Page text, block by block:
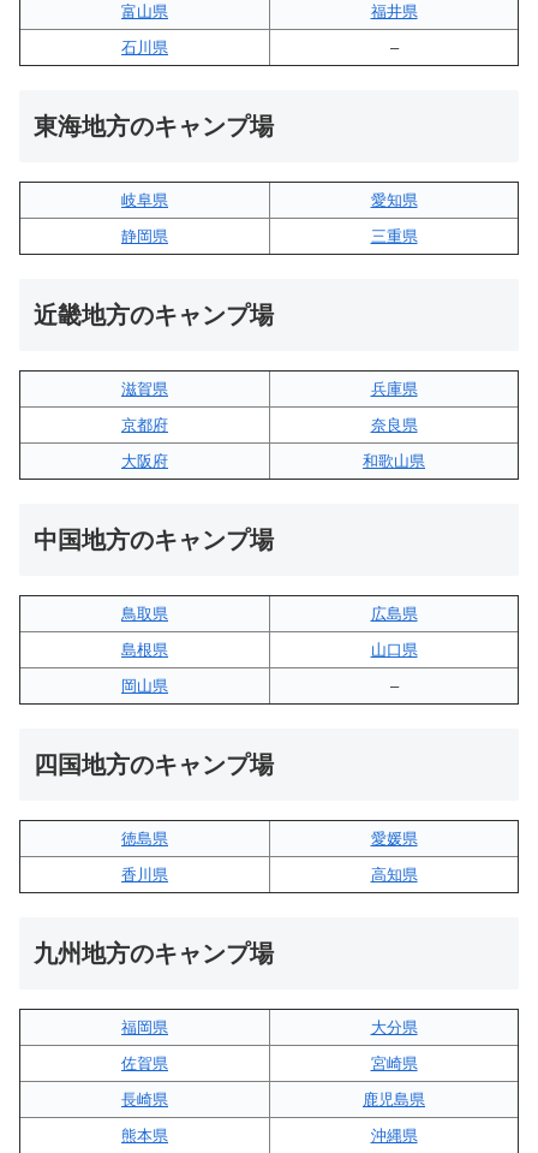
富山県
福井県
石川県
–
東海地方のキャンプ場
岐阜県
愛知県
静岡県
三重県
近畿地方のキャンプ場
滋賀県
兵庫県
京都府
奈良県
大阪府
和歌山県
中国地方のキャンプ場
鳥取県
広島県
島根県
山口県
岡山県
–
四国地方のキャンプ場
徳島県
愛媛県
香川県
高知県
九州地方のキャンプ場
福岡県
大分県
佐賀県
宮崎県
長崎県
鹿児島県
熊本県
沖縄県